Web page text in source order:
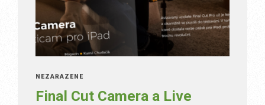
NEZAŘAZENÉ
Final Cut Camera a Live